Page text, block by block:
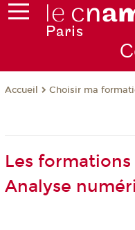
Accueil Choisir ma
Les
Analyse